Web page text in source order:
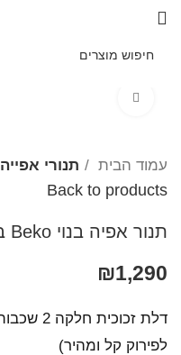
עמוד הבית תנורי אפייה
Back to products
תנור אפיה בנוי Beko בקו ‏דגם BIE22100W לבן
₪1,290
לפירוק קל ומהיר)